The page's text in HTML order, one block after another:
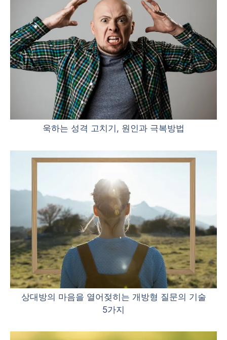
욱하는 성격 고치기, 원인과 극복방법
상대방의 마음을 열어젖히는 개방형 질문의 기술
5가지